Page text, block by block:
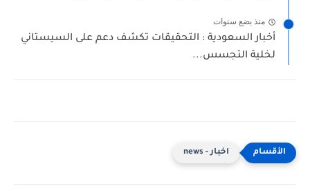
منذ بضع سنوات
أخبار السعودية : التحقيقات تكشف دعم على السيستاني
لخلية التجسس...
اخبار - news